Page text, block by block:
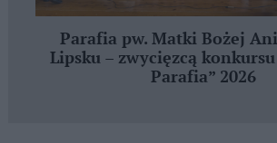
Parafia pw. Matki Bożej
Lipsku – zwycięzcą
Parafia” 2026